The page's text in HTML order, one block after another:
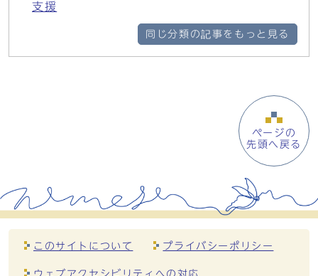
支援
同じ分類の記事をもっと見る
ページの
先頭へ戻る
このサイトについて プライバシーポリシー
ウェブアクセシビリティへの対応